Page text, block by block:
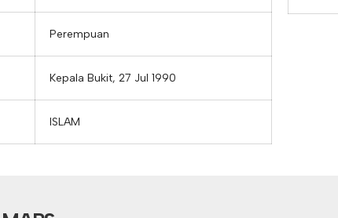
Perempuan
Kepala Bukit, 27 Jul 1990
ISLAM